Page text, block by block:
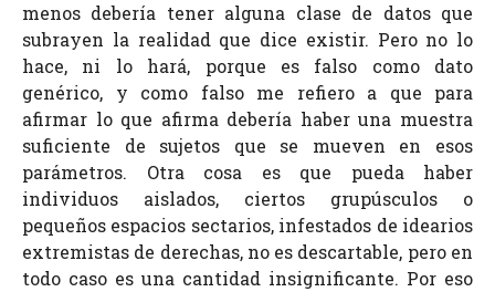
menos debería tener alguna clase de datos que
subrayen la realidad que dice existir. Pero no lo
hace, ni lo hará, porque es falso como dato
genérico, y como falso me refiero a que para
afirmar lo que afirma debería haber una muestra
suficiente de sujetos que se mueven en esos
parámetros. Otra cosa es que pueda haber
individuos aislados, ciertos grupúsculos o
pequeños espacios sectarios, infestados de idearios
extremistas de derechas, no es descartable, pero en
todo caso es una cantidad insignificante. Por eso